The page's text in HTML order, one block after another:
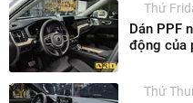
Thứ
Dán PPF
động của
Thứ